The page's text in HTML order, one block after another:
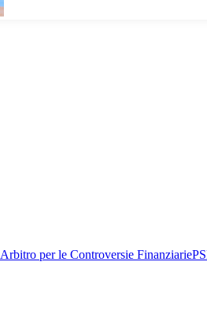
Arbitro per le Controversie Finanziarie